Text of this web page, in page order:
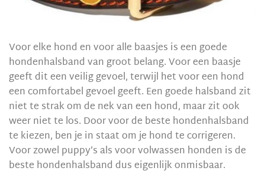
Voor elke hond en voor alle baasjes is een goede
hondenhalsband van groot belang. Voor een baasje
geeft dit een veilig gevoel, terwijl het voor een hond
een comfortabel gevoel geeft. Een goede halsband zit
niet te strak om de nek van een hond, maar zit ook
weer niet te los. Door voor de beste hondenhalsband
te kiezen, ben je in staat om je hond te corrigeren.
Voor zowel puppy’s als voor volwassen honden is de
beste hondenhalsband dus eigenlijk onmisbaar.